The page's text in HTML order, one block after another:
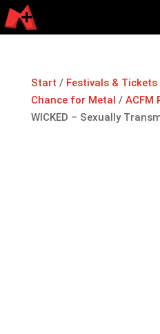
Start / Festivals &
Chance for Metal / ACFM
WICKED – Sexually